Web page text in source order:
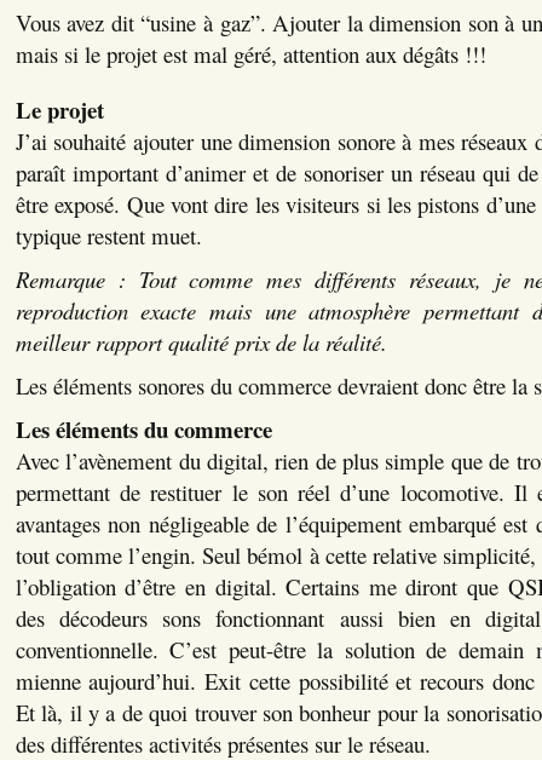
Vous avez dit “usine à gaz”. Ajouter la dimension son à
mais si le projet est mal géré, attention aux dégâts !!!
Le projet
J’ai souhaité ajouter une dimension sonore à mes
paraît important d’animer et de sonoriser un réseau qui
être exposé. Que vont dire les visiteurs si les pistons
typique restent muet.
Remarque : Tout comme mes différents réseaux, je
reproduction exacte mais une atmosphère permettant
meilleur rapport qualité prix de la réalité.
Les éléments sonores du commerce devraient donc être
Les éléments du commerce
Avec l’avènement du digital, rien de plus simple que de
permettant de restituer le son réel d’une locomotive. Il
avantages non négligeable de l’équipement embarqué est
tout comme l’engin. Seul bémol à cette relative
l’obligation d’être en digital. Certains me diront que
des décodeurs sons fonctionnant aussi bien en
conventionnelle. C’est peut-être la solution de demain
mienne aujourd’hui. Exit cette possibilité et recours
Et là, il y a de quoi trouver son bonheur pour la
des différentes activités présentes sur le réseau.